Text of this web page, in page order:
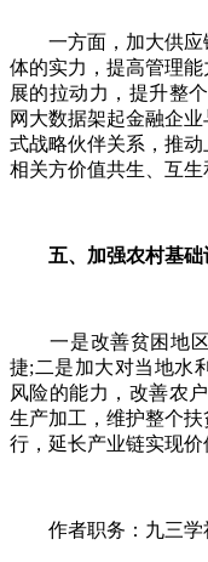
一方面，加大供应
体的实力，提高管理
展的拉动力，提升整
网大数据架起金融企
式战略伙伴关系，推
相关方价值共生、互生
五、加强农村基础
一是改善贫困地区
捷;二是加大对当地水
风险的能力，改善农
生产加工，维护整个
行，延长产业链实现价
作者职务：九三学